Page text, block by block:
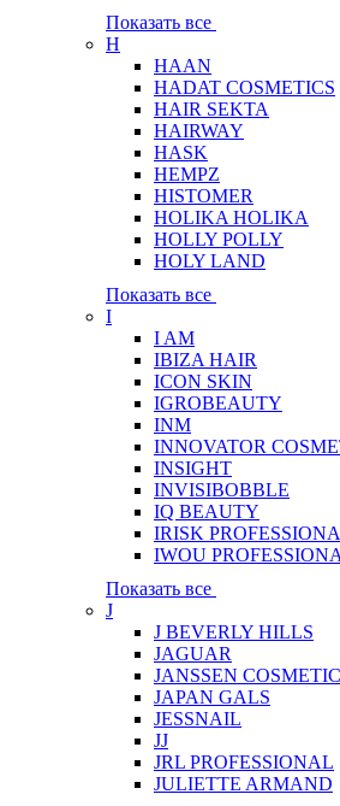
Показать все
H
HAAN
HADAT COSMETICS
HAIR SEKTA
HAIRWAY
HASK
HEMPZ
HISTOMER
HOLIKA HOLIKA
HOLLY POLLY
HOLY LAND
Показать все
I
I AM
IBIZA HAIR
ICON SKIN
IGROBEAUTY
INM
INNOVATOR
INSIGHT
INVISIBOBBLE
IQ BEAUTY
IRISK
IWOU
Показать все
J
J BEVERLY HILLS
JAGUAR
JANSSEN
JAPAN GALS
JESSNAIL
JJ
JRL PROFESSIONAL
JULIETTE ARMAND